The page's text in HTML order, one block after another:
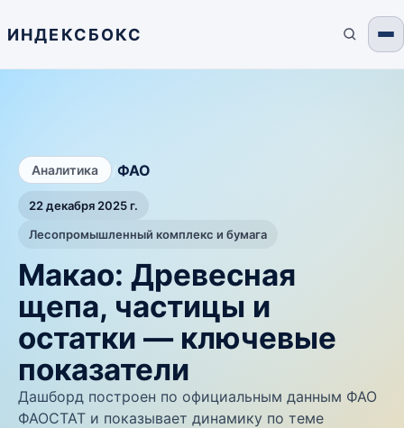
ИНДЕКСБОКС
Аналитика ФАО
22 декабря 2025 г.
Лесопромышленный комплекс и бумага
Макао: Древесная
щепа, частицы и
остатки — ключевые
показатели
Дашборд построен по официальным данным ФАО
ФАОСТАТ и показывает динамику по теме